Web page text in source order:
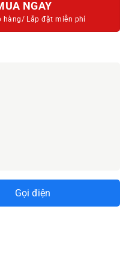
NGAY
hàng/ Lắp đặt miễn phí
Gọi điện